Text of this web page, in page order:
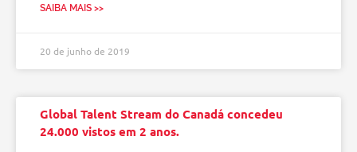
SAIBA MAIS >>
20 de junho de 2019
Global Talent Stream do Canadá concedeu
24.000 vistos em 2 anos.